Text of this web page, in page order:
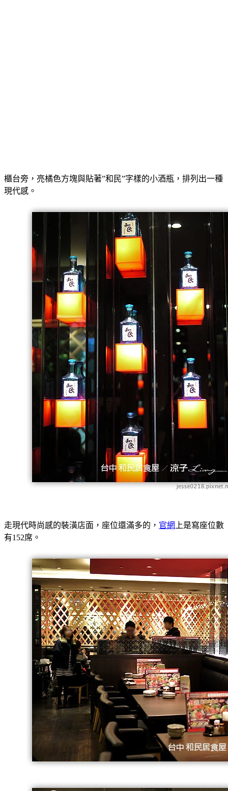
櫃台旁，亮橘色方塊與貼著”和民”字樣的小酒瓶，排列出一種
現代感。
走現代時尚感的裝潢店面，座位還滿多的， 官網 上是寫座位數
有152席。